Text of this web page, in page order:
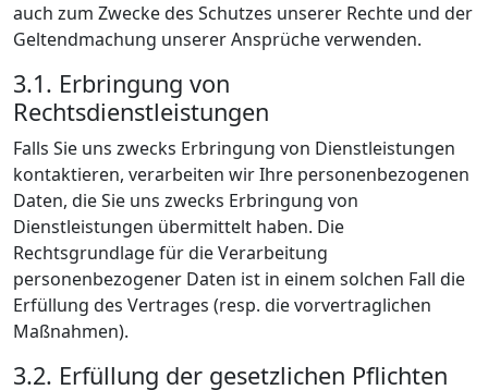
auch zum Zwecke des Schutzes unserer Rechte und der
Geltendmachung unserer Ansprüche verwenden.
3.1. Erbringung von
Rechtsdienstleistungen
Falls Sie uns zwecks Erbringung von Dienstleistungen
kontaktieren, verarbeiten wir Ihre personenbezogenen
Daten, die Sie uns zwecks Erbringung von
Dienstleistungen übermittelt haben. Die
Rechtsgrundlage für die Verarbeitung
personenbezogener Daten ist in einem solchen Fall die
Erfüllung des Vertrages (resp. die vorvertraglichen
Maßnahmen).
3.2. Erfüllung der gesetzlichen Pflichten